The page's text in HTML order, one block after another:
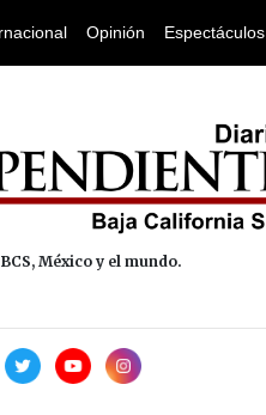
Opinión Espectáculos
México y el mundo.